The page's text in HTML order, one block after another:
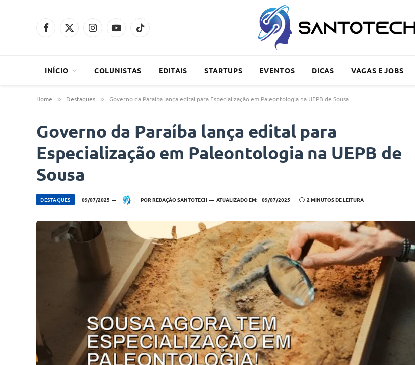
Facebook
X
InstagramYouTubeTikTok
INÍCIO COLUNISTAS EDITAIS STARTUPS EVENTOS DICAS VAGAS E JOBS
Home » Destaques » Governo da Paraíba lança edital para Especialização em Paleontologia na UEPB de Sousa
Governo da Paraíba lança edital para
Especialização em Paleontologia na UEPB de
Sousa
DESTAQUES 09/07/2025 POR REDAÇÃO SANTOTECH ATUALIZADO EM: 09/07/2025 2 MINUTOS DE LEITURA